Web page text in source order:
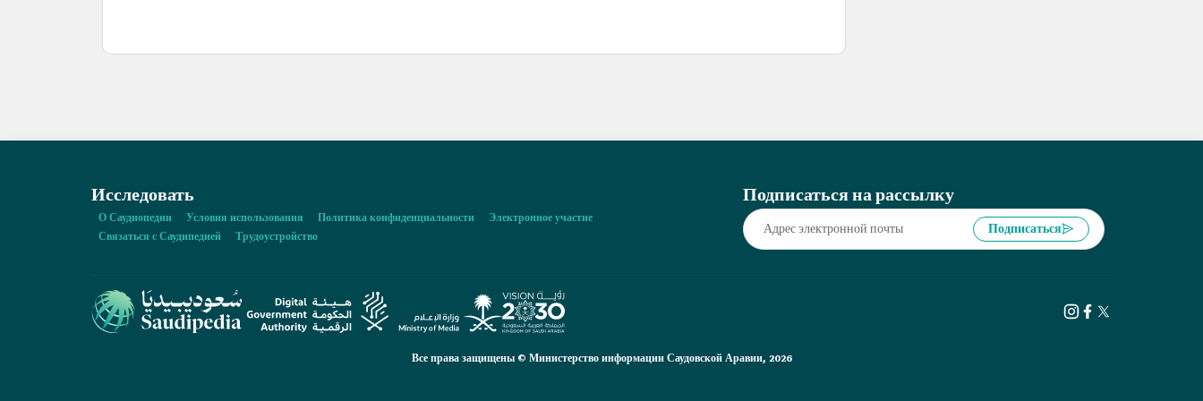
Исследовать
О Саудиопедии Условия использования Политика конфиденциальности
Электронное участие
Связаться с Саудипедией
Трудоустройство
Подписаться на рассылку
Подписаться
Все права защищены © Министерство информации Саудовской Аравии, 2026